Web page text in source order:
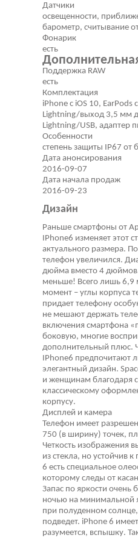
Датчики
освещенности,
барометр, считывание
Фонарик
есть
Поддержка RAW
есть
Комплектация
iPhone с iOS 10,
Lightning/выход 3,5 мм
Lightning/USB, адаптер
Особенности
степень защиты IP67 от
Дата анонсирования
2016-09-07
Дата начала продаж
2016-09-23
Дизайн
Раньше смартфоны от
IPhone6 изменяет этот
актуального размера.
телефон увеличился.
дюйма вместо 4
меньше! Всего лишь
момент – углы корпуса
придает телефону
не мешают держать
включения смартфона
боковую, многие
дополнительный плюс.
IPhone6 предпочитают
элегантный дизайн.
и женщинам благодаря
классическому
корпусу.
Дисплей и камера
Телефон имеет
750 (в ширину) точек,
Четкость изображения
из стекла, но устойчив
6 есть специальное
которому следы от
Запас по яркости очень
ночью на минимальной
при полуденном солнце,
подведет. iPhone 6
разумеется, вспышку.